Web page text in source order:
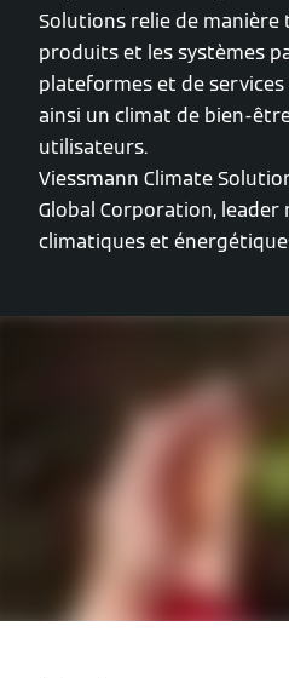
Solutions relie de
produits et les systèmes
plateformes et de
ainsi un climat de bien-
utilisateurs.
Viessmann Climate
Global Corporation,
climatiques et